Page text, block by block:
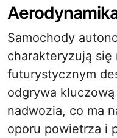
Samochody
charakteryzują
futurystycznym
odgrywa
nadwozia, co ma
oporu powietrza i